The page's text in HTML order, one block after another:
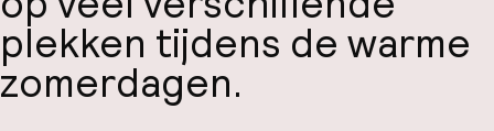
plekken tijdens de warme
zomerdagen.